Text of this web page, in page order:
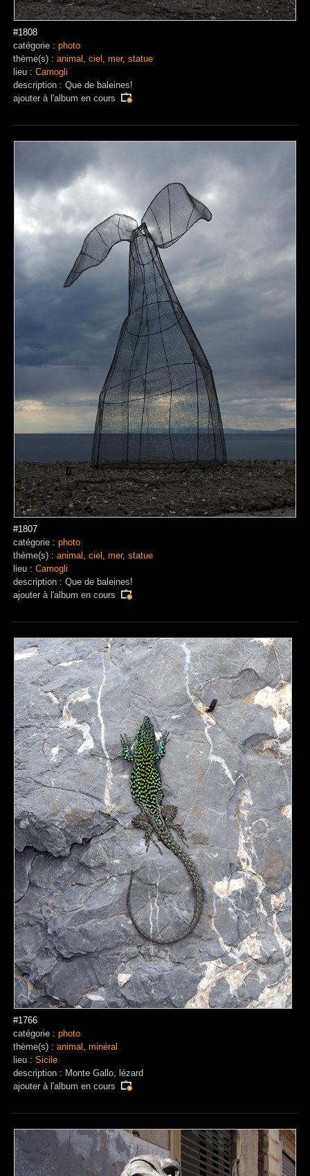
#1808
catégorie : photo
thème(s) : animal , ciel , mer, statue
lieu : Camogli
description : Que de baleines!
ajouter àl'album en cours
#1807
catégorie : photo
thème(s) : animal , ciel , mer, statue
lieu : Camogli
description : Que de baleines!
ajouter àl'album en cours
#1766
catégorie : photo
thème(s) : animal , minéral
lieu : Sicile
description : Monte Gallo, lézard
ajouter àl'album en cours